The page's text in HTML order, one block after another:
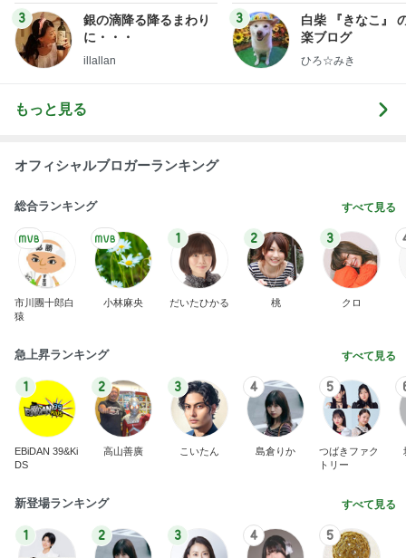
3
銀の滴降る降るまわり
に・・・
illallan
3
白柴 『きなこ』
楽ブログ
ひろ☆みき
もっと見る
オフィシャルブロガーランキング
総合ランキング すべて見る
市川團十郎白
猿
小林麻央
1
だいたひかる
2
桃
3
クロ
急上昇ランキング すべて見る
1
EBiDAN 39&Ki
DS
2
高山善廣
3
こいたん
4
島倉りか
5
つばきファク
トリー
新登場ランキング すべて見る
1 2 3 4 5